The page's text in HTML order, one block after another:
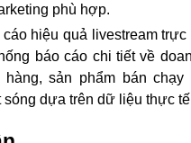
phù hợp.
cáo hiệu quả livestream
báo cáo chi tiết về
hàng, sản phẩm bán chạy
sóng dựa trên dữ liệu thực